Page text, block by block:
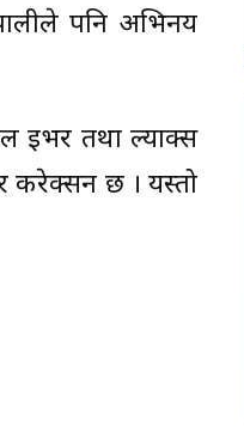
पनि अभिनय
इभर तथा ल्याक्स
करेक्सन छ । यस्तो